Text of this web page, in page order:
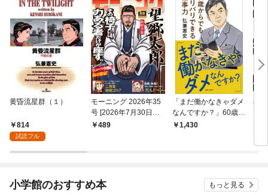
黄昏流星群（１）
814
試読フル
モーニング 2026年35
号 [2026年7月30日発
売]489
「まだ働かなきゃダメ
なんですか？」60歳か
らでもバリバリできる
1,430
社
小学館のおすすめ本 もっと見る